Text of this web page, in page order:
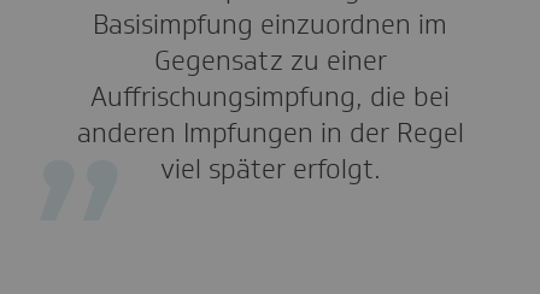
Basisimpfung einzuordnen im
Gegensatz zu einer
Auffrischungsimpfung, die bei
anderen Impfungen in der Regel
viel später erfolgt.